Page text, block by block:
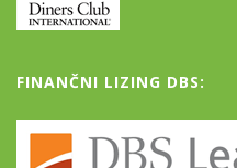
FINANČNI LIZING DBS: